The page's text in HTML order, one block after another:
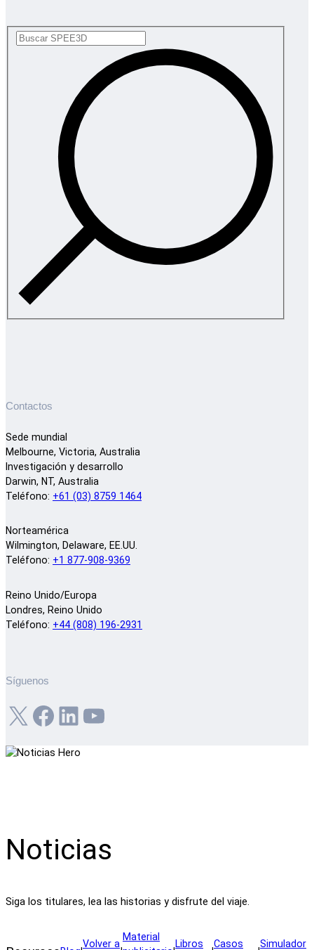
Contactos
Sede mundial
Melbourne, Victoria, Australia
Investigación y desarrollo
Darwin, NT, Australia
Teléfono: +61 (03) 8759 1464
Norteamérica
Wilmington, Delaware, EE.UU.
Teléfono: +1 877-908-9369
Reino Unido/Europa
Londres, Reino Unido
Teléfono: +44 (808) 196-2931
Síguenos
X Facebook LinkedIn YouTube
Noticias
Siga los titulares, lea las historias y disfrute del viaje.
Volver a
Material
Libros Casos Simulador